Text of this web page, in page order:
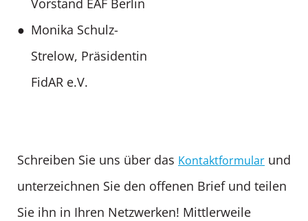
Vorstand EAF Berlin
Monika Schulz-
Strelow, Präsidentin
FidAR e.V.
Schreiben Sie uns über das Kontaktformular und
unterzeichnen Sie den offenen Brief und teilen
Sie ihn in Ihren Netzwerken! Mittlerweile